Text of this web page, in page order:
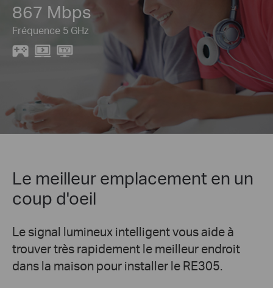
867 Mbps
Fréquence 5 GHz
Le meilleur emplacement en un
coup d'oeil
Le signal lumineux intelligent vous aide à
trouver très rapidement le meilleur endroit
dans la maison pour installer le RE305.